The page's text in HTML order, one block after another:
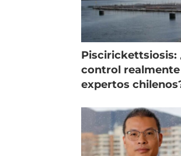
Piscirickettsiosis:
control
expertos